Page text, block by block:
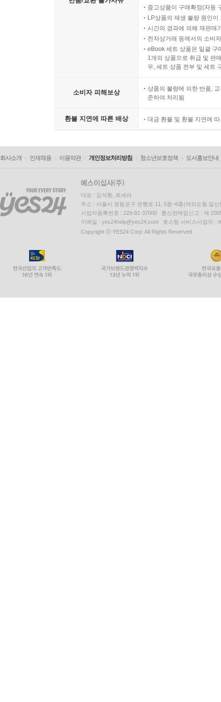
중고상품이 구매확정(자동
LP상품의 재생 불량 원인
시간의 경과에 의해 재판매
전자상거래 등에서의 소비
eBook 세트 상품은 일괄 구
1개의 상품으로 취급 및 판
우, 세트 상품 전부 및 세트
소비자 피해보상
상품의 불량에 의한 반품,
준하여 처리됨
환불 지연에 따른 배상 대금 환불 및 환불 지연에
회사소개 인재채용 이용약관 개인정보처리방침 청소년보호정책 도서홍보안내
대표 : 김석환, 최세라
주소 : 서울시 영등포구 은행로 11, 5층~6층(여의도동,일신
사업자등록번호 : 229-81-37000 통신판매업신고 : 제
이메일 : yes24help@yes24.com 호스팅 서비스사업자 :
Copyright ⓒ YES24 Corp. All Rights Reserved.